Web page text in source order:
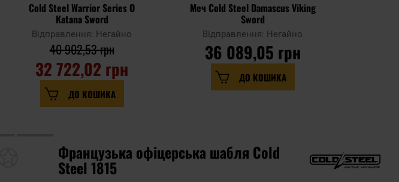
Cold Steel Warrior Series O
Katana Sword
Відправлення: Негайно
32 722,02 грн
40 902,53 грн
ДО КОШИКА
Меч Cold Steel Damascus Viking
Sword
Відправлення: Негайно
36 089,05 грн
ДО КОШИКА
Французька офіцерська шабля Cold
Steel 1815